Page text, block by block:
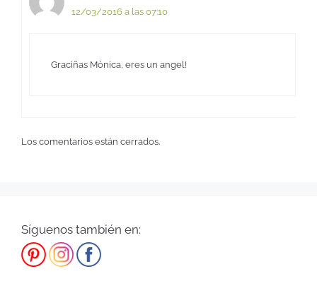
12/03/2016 a las 07:10
Graciñas Mónica, eres un angel!
Los comentarios están cerrados.
Síguenos también en: